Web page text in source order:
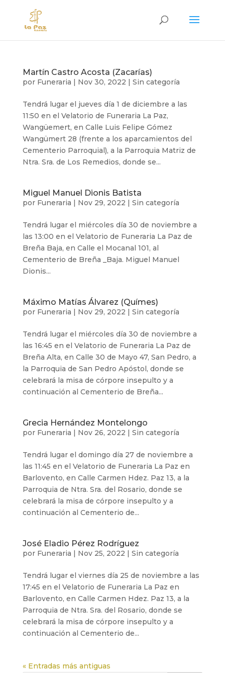
Martín Castro Acosta (Zacarías)
por Funeraria | Nov 30, 2022 | Sin categoría
Tendrá lugar el jueves día 1 de diciembre a las
11:50 en el Velatorio de Funeraria La Paz,
Wangüemert, en Calle Luis Felipe Gómez
Wangümert 28 (frente a los aparcamientos del
Cementerio Parroquial), a la Parroquia Matriz de
Ntra. Sra. de Los Remedios, donde se...
Miguel Manuel Dionis Batista
por Funeraria | Nov 29, 2022 | Sin categoría
Tendrá lugar el miércoles día 30 de noviembre a
las 13:00 en el Velatorio de Funeraria La Paz de
Breña Baja, en Calle el Mocanal 101, al
Cementerio de Breña _Baja. Miguel Manuel
Dionis...
Máximo Matías Álvarez (Químes)
por Funeraria | Nov 29, 2022 | Sin categoría
Tendrá lugar el miércoles día 30 de noviembre a
las 16:45 en el Velatorio de Funeraria La Paz de
Breña Alta, en Calle 30 de Mayo 47, San Pedro, a
la Parroquia de San Pedro Apóstol, donde se
celebrará la misa de córpore insepulto y a
continuación al Cementerio de Breña...
Grecia Hernández Montelongo
por Funeraria | Nov 26, 2022 | Sin categoría
Tendrá lugar el domingo día 27 de noviembre a
las 11:45 en el Velatorio de Funeraria La Paz en
Barlovento, en Calle Carmen Hdez. Paz 13, a la
Parroquia de Ntra. Sra. del Rosario, donde se
celebrará la misa de córpore insepulto y a
continuación al Cementerio de...
José Eladio Pérez Rodríguez
por Funeraria | Nov 25, 2022 | Sin categoría
Tendrá lugar el viernes día 25 de noviembre a las
17:45 en el Velatorio de Funeraria La Paz en
Barlovento, en Calle Carmen Hdez. Paz 13, a la
Parroquia de Ntra. Sra. del Rosario, donde se
celebrará la misa de córpore insepulto y a
continuación al Cementerio de...
« Entradas más antiguas